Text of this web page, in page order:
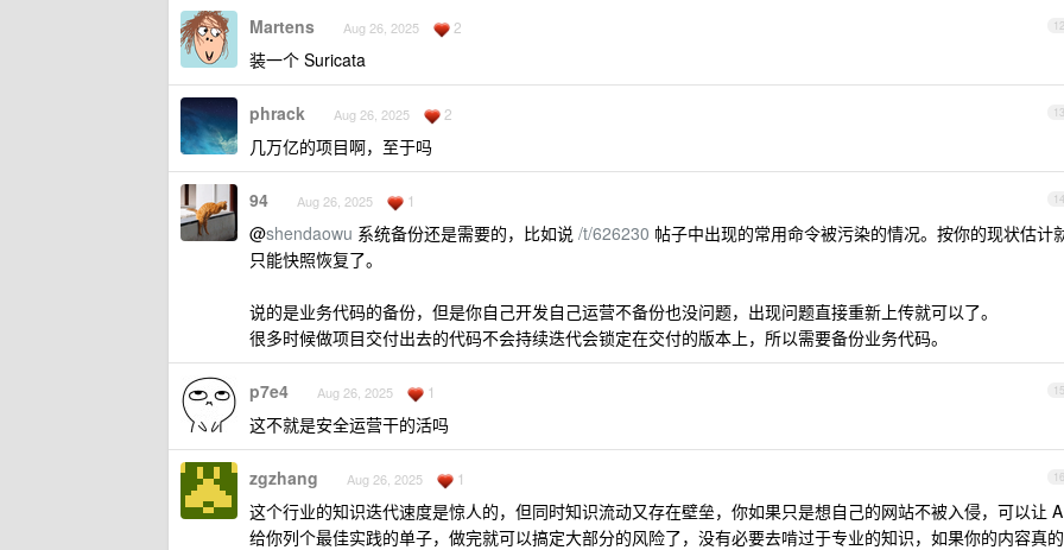
12
Martens Aug 26, 2025 2
装一个 Suricata
13
phrack Aug 26, 2025 2
几万亿的项目啊，至于吗
14
94 Aug 26, 2025 1
@shendaowu 系统备份还是需要的，比如说 /t/626230 帖子中出现的常用命令被污染的情况。按你的现状估计
只能快照恢复了。
说的是业务代码的备份，但是你自己开发自己运营不备份也没问题，出现问题直接重新上传就可以了。
很多时候做项目交付出去的代码不会持续迭代会锁定在交付的版本上，所以需要备份业务代码。
15
p7e4 Aug 26, 2025 1
这不就是安全运营干的活吗
16
zgzhang Aug 26, 2025 1
这个行业的知识迭代速度是惊人的，但同时知识流动又存在壁垒，你如果只是想自己的网站不被入侵，可以让
给你列个最佳实践的单子，做完就可以搞定大部分的风险了，没有必要去啃过于专业的知识，如果你的内容真的